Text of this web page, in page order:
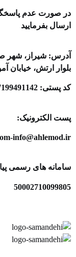
در صورت عدم
ارسال بفرمایید
آدرس: شیراز، شهر
بلوار ارتش، خیابان
کد پستی: 7199491142
پست الکترونیک:
info@ahlemod.ir​
سامانه های رسمی
50002710099805